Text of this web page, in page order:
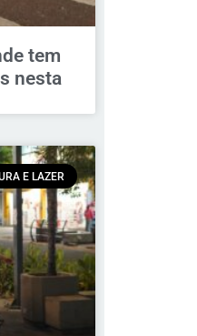
tem
nesta
E LAZER